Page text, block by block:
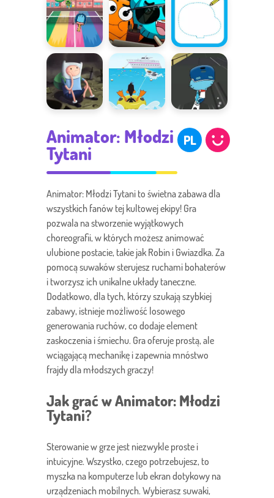
światu
misja
pudełkach
Ultra Mega
Turniej
Dyrektorzy
Rysujemy
Gumballa
szkieletory
sportowe
Animator: Młodzi
Tytani
PL
Animator: Młodzi Tytani to świetna zabawa dla
wszystkich fanów tej kultowej ekipy! Gra
pozwala na stworzenie wyjątkowych
choreografii, w których możesz animować
ulubione postacie, takie jak Robin i Gwiazdka. Za
pomocą suwaków sterujesz ruchami bohaterów
i tworzysz ich unikalne układy taneczne.
Dodatkowo, dla tych, którzy szukają szybkiej
zabawy, istnieje możliwość losowego
generowania ruchów, co dodaje element
zaskoczenia i śmiechu. Gra oferuje prostą, ale
wciągającą mechanikę i zapewnia mnóstwo
frajdy dla młodszych graczy!
Jak grać w Animator: Młodzi
Tytani?
Sterowanie w grze jest niezwykle proste i
intuicyjne. Wszystko, czego potrzebujesz, to
myszka na komputerze lub ekran dotykowy na
urządzeniach mobilnych. Wybierasz suwaki,